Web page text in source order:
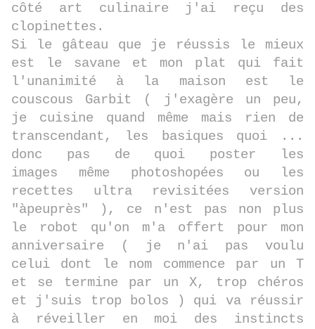
côté art culinaire j'ai reçu des
clopinettes.
Si le gâteau que je réussis le mieux
est le savane et mon plat qui fait
l'unanimité à la maison est le
couscous Garbit ( j'exagère un peu,
je cuisine quand même mais rien de
transcendant, les basiques quoi ...
donc pas de quoi poster les
images même photoshopées ou les
recettes ultra revisitées version
"àpeuprès" ), ce n'est pas non plus
le robot qu'on m'a offert pour mon
anniversaire ( je n'ai pas voulu
celui dont le nom commence par un T
et se termine par un X, trop chéros
et j'suis trop bolos ) qui va réussir
à réveiller en moi des instincts